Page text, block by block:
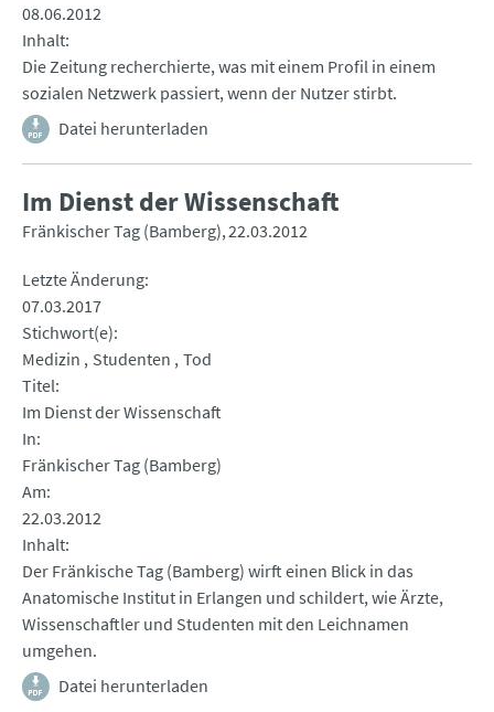
08.06.2012
Inhalt
Die Zeitung recherchierte, was mit einem Profil in einem
sozialen Netzwerk passiert, wenn der Nutzer stirbt.
Datei herunterladen
Im Dienst der Wissenschaft
Fränkischer Tag (Bamberg) 22.03.2012
Letzte Änderung
07.03.2017
Stichwort(e)
Medizin
Studenten Tod
Titel
Im Dienst der Wissenschaft
In
Fränkischer Tag (Bamberg)
Am
22.03.2012
Inhalt
Der Fränkische Tag (Bamberg) wirft einen Blick in das
Anatomische Institut in Erlangen und schildert, wie Ärzte,
Wissenschaftler und Studenten mit den Leichnamen
umgehen.
Datei herunterladen